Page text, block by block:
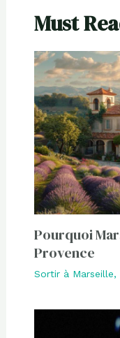
Must
Pourquoi
Provence
Sortir à Marseille,